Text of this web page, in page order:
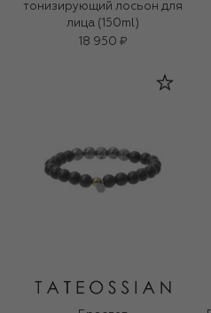
тонизирующий лосьон для
лица (150ml)
18 950 ₽